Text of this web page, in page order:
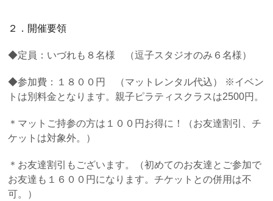
２．開催要領
◆定員：いづれも８名様 （逗子スタジオのみ６名様）
◆参加費：１８００円 （マットレンタル代込） ※イベン
トは別料金となります。親子ピラティスクラスは2500円。
＊マットご持参の方は１００円お得に！（お友達割引、チ
ケットは対象外。）
＊お友達割引もございます。（初めてのお友達とご参加で
お友達も１６００円になります。チケットとの併用は不
可。）